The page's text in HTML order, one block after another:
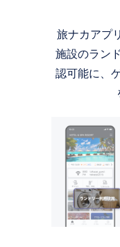
旅ナカアプ
施設のラン
認可能に、